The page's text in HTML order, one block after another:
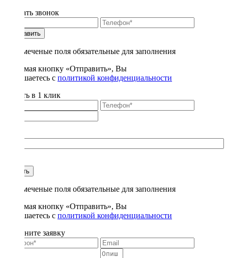
Заказать звонок
Отправить
* - отмеченые поля обязательные для заполнения
Нажимая кнопку «Отправить», Вы
соглашаетесь с политикой конфиденциальности
Купить в 1 клик
Купить
* - отмеченые поля обязательные для заполнения
Нажимая кнопку «Отправить», Вы
соглашаетесь с политикой конфиденциальности
Заполните заявку